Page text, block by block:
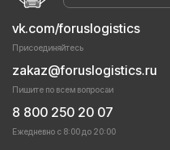
vk.com/foruslogistics
Присоединяйтесь
zakaz@foruslogistics.ru
Пишите по всем вопросаи
8 800 250 20 07
Ежедневно с 8:00 до 20:00